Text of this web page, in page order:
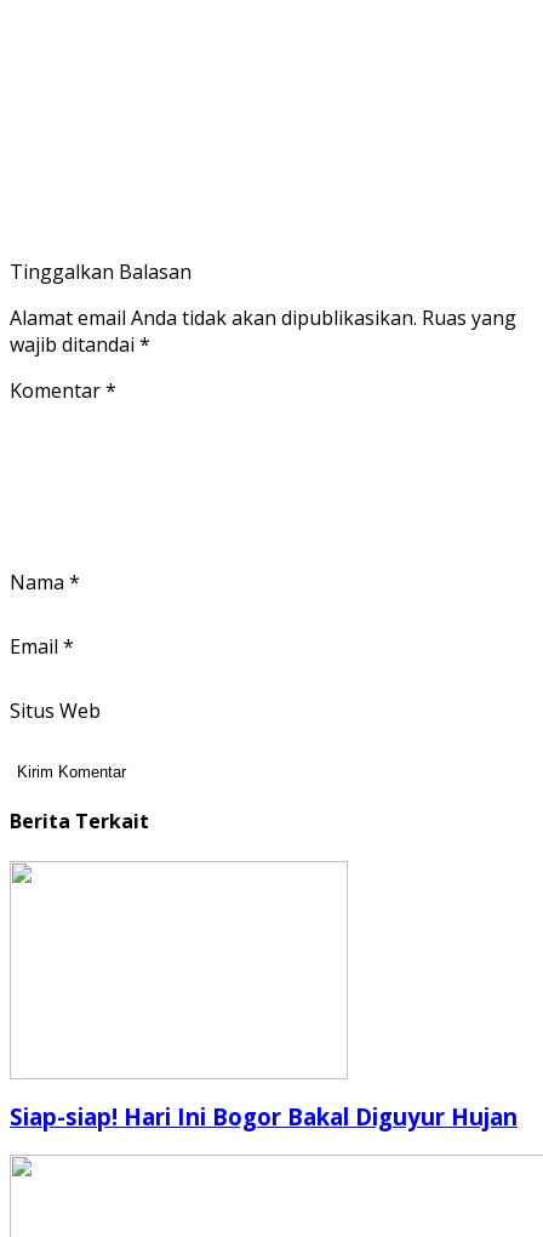
Tinggalkan Balasan
Alamat email Anda tidak akan dipublikasikan. Ruas yang
wajib ditandai *
Komentar*
Nama *
Email *
Situs Web
Berita Terkait
Siap-siap! Hari Ini Bogor Bakal Diguyur Hujan